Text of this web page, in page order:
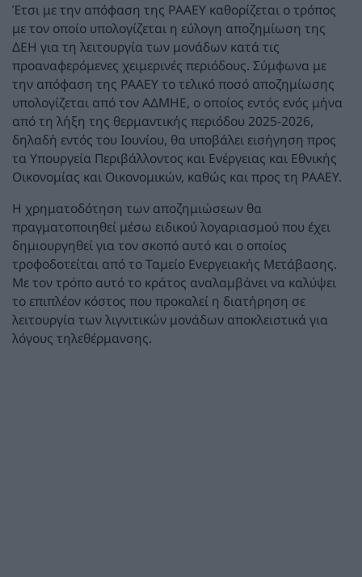
Έτσι με την απόφαση της ΡΑΑΕΥ καθορίζεται ο τρόπος
με τον οποίο υπολογίζεται η εύλογη αποζημίωση της
ΔΕΗ για τη λειτουργία των μονάδων κατά τις
προαναφερόμενες χειμερινές περιόδους. Σύμφωνα με
την απόφαση της ΡΑΑΕΥ το τελικό ποσό αποζημίωσης
υπολογίζεται από τον ΑΔΜΗΕ, ο οποίος εντός ενός μήνα
από τη λήξη της θερμαντικής περιόδου 2025-2026,
δηλαδή εντός του Ιουνίου, θα υποβάλει εισήγηση προς
τα Υπουργεία Περιβάλλοντος και Ενέργειας και Εθνικής
Οικονομίας και Οικονομικών, καθώς και προς τη ΡΑΑΕΥ.
Η χρηματοδότηση των αποζημιώσεων θα
πραγματοποιηθεί μέσω ειδικού λογαριασμού που έχει
δημιουργηθεί για τον σκοπό αυτό και ο οποίος
τροφοδοτείται από το Ταμείο Ενεργειακής Μετάβασης.
Με τον τρόπο αυτό το κράτος αναλαμβάνει να καλύψει
το επιπλέον κόστος που προκαλεί η διατήρηση σε
λειτουργία των λιγνιτικών μονάδων αποκλειστικά για
λόγους τηλεθέρμανσης.